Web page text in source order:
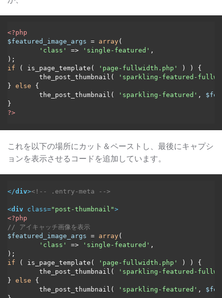
<?php
$featured_image_args = array(
'class'
=> 'single-featured' ,
if ( is_page_template( 'page-fullwidth.php'
) ) {
	the_post_thumbnail(
'sparkling-featured-
} else {
	the_post_thumbnail(
'sparkling-featured' ,
?>
これを以下の場所にカット＆ペーストし、最後にキャプシ
ョンを表示させるコードを追加しています。
</div><!-- .entry-meta -->
<div class="post-thumbnail">
<?php
// アイキャッチ画像を表示
$featured_image_args = array(
'class'
=> 'single-featured' ,
if ( is_page_template( 'page-fullwidth.php'
) ) {
	the_post_thumbnail(
'sparkling-featured-
} else {
	the_post_thumbnail(
'sparkling-featured' ,